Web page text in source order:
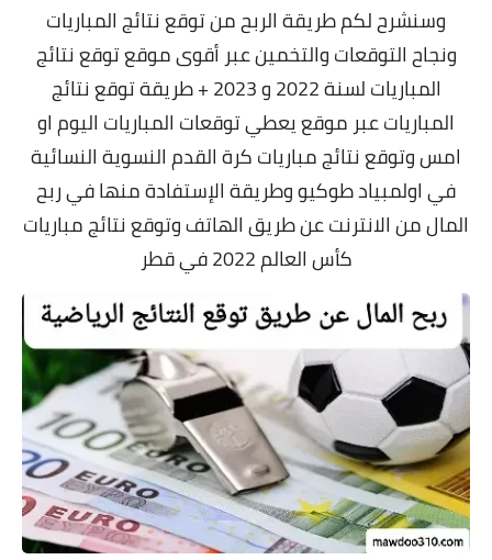
وسنشرح لكم طريقة الربح من توقع نتائج المباريات
ونجاح التوقعات والتخمين عبر أقوى موقع توقع نتائج
المباريات لسنة 2022 و 2023 + طريقة توقع نتائج
المباريات عبر موقع يعطي توقعات المباريات اليوم او
امس وتوقع نتائج مباريات كرة القدم النسوية النسائية
في اولمبياد طوكيو وطريقة الإستفادة منها في ربح
المال من الانترنت عن طريق الهاتف وتوقع نتائج مباريات
كأس العالم 2022 في قطر